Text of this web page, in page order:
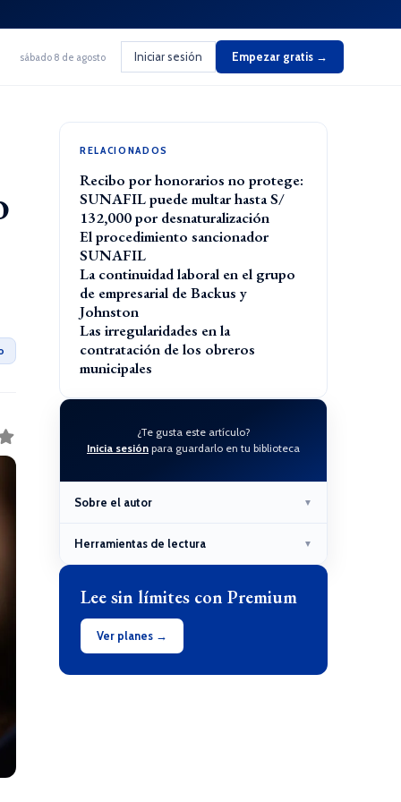
sábado 8 de agosto Iniciar sesión Empezar gratis →
RELACIONADOS
Recibo por honorarios no protege:
SUNAFIL puede multar hasta S/
132,000 por desnaturalización
El procedimiento sancionador
SUNAFIL
La continuidad laboral en el grupo
de empresarial de Backus y
Johnston
Las irregularidades en la
contratación de los obreros
municipales
¿Te gusta este artículo?
Inicia sesión para guardarlo en tu biblioteca
Sobre el autor ▼
Herramientas de lectura ▼
Lee sin límites con Premium
Ver planes →